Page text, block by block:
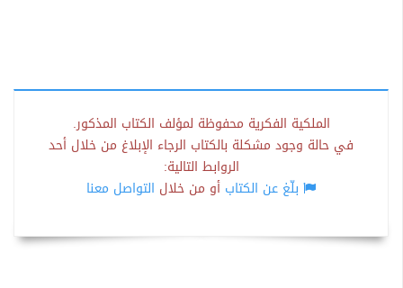
الملكية الفكرية محفوظة لمؤلف الكتاب المذكور.
في حالة وجود مشكلة بالكتاب الرجاء الإبلاغ من خلال أحد
الروابط التالية:
بلّغ عن الكتاب أو من خلال التواصل معنا